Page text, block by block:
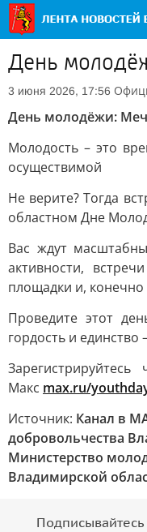
День
3 июня 2026, 17:56
День молодёжи:
Молодость – это
осуществимой
Не верите? Тогда
областном Дне
Вас ждут
активности,
площадки и,
Проведите этот
гордость и
Макс max.ru/
Источник: Канал в
добровольчества
Министерство
Владимирской